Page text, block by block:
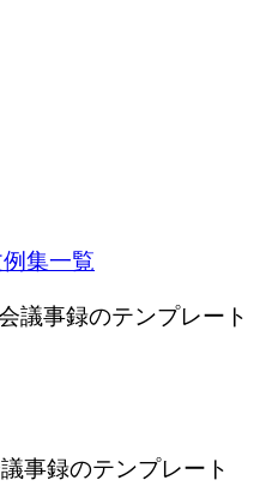
集一覧
事録のテンプレート